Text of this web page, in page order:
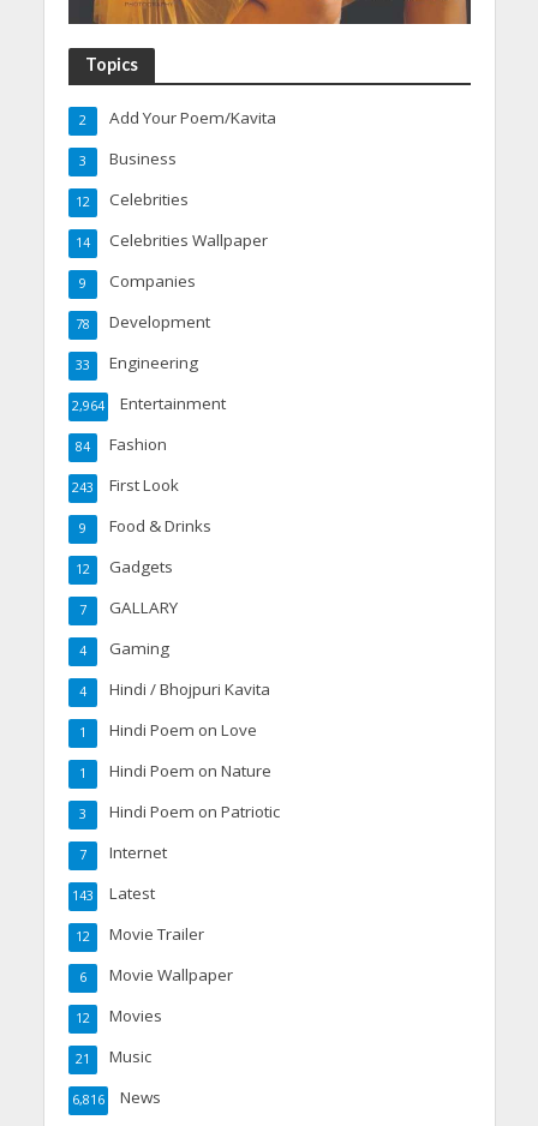
Topics
Add Your Poem/Kavita
2
Business
3
Celebrities
12
Celebrities Wallpaper
14
Companies
9
Development
78
Engineering
33
Entertainment
2,964
Fashion
84
First Look
243
Food & Drinks
9
Gadgets
12
GALLARY
7
Gaming
4
Hindi / Bhojpuri Kavita
4
Hindi Poem on Love
1
Hindi Poem on Nature
1
Hindi Poem on Patriotic
3
Internet
7
Latest
143
Movie Trailer
12
Movie Wallpaper
6
Movies
12
Music
21
News
6,816